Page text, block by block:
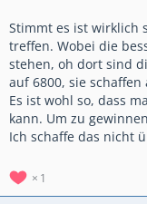
Stimmt es ist wirklich
treffen. Wobei die
stehen, oh dort sind
auf 6800, sie schaffen
Es ist wohl so, dass
kann. Um zu
Ich schaffe das nicht
1